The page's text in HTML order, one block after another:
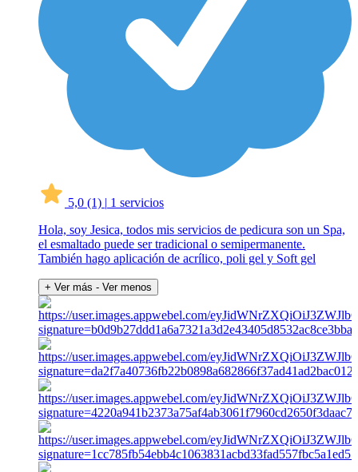
5,0 (1) | 1 servicios
Hola, soy Jesica, todos mis servicios de pedicura son un Spa,
el esmaltado puede ser tradicional o semipermanente.
También hago aplicación de acrílico, poli gel y Soft gel
+ Ver más - Ver menos